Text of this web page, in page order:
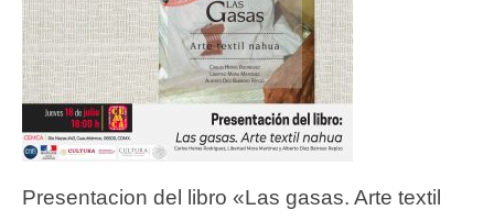
Presentacion del libro «Las gasas. Arte textil